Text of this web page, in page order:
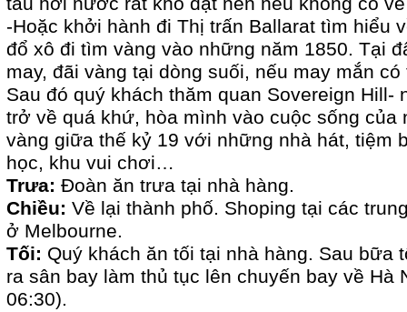
-Hoặc khởi hành đi Thị trấn Ballarat tìm hiểu
đổ xô đi tìm vàng vào những năm 1850. Tại
may, đãi vàng tại dòng suối, nếu may mắn
Sau đó quý khách thăm quan Sovereign Hill-
trở về quá khứ, hòa mình vào cuộc sống
vàng giữa thế kỷ 19 với những nhà hát, tiệm
học, khu vui chơi…
Trưa: Đoàn ăn trưa tại nhà hàng.
Chiều: Về lại thành phố. Shoping tại các
ở Melbourne.
Tối: Quý khách ăn tối tại nhà hàng. Sau bữa
ra sân bay làm thủ tục lên chuyến bay về Hà
06:30).